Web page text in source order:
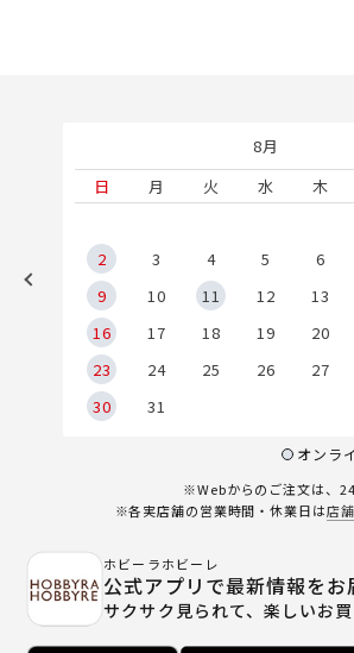
8月
日
月 火 水 木
2
3 4 5 6
9
10 11 12 13
16
17 18 19 20
23
24 25 26 27
30
31
オンラ
※Webからのご注文は、
※各実店舗の営業時間・休業日は店
ホビーラホビーレ
公式アプリで最新情報をお
サクサク見られて、楽しいお